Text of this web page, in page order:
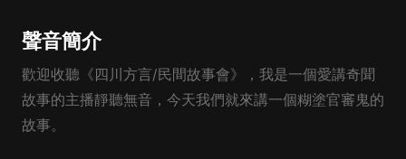
聲音簡介
歡迎收聽《四川方言/民間故事會》，我是一個愛講奇聞
故事的主播靜聽無音，今天我們就來講一個糊塗官審鬼的
故事。